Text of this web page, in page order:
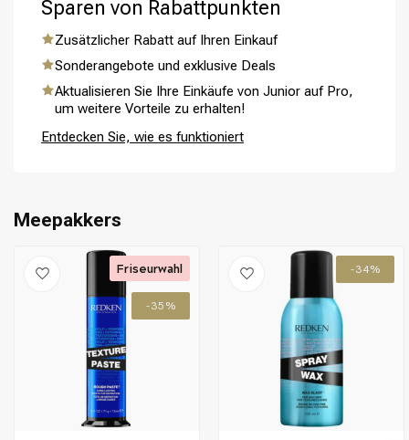
Umformung CombiDeals
Definition.
Sparen von Rabattpunkten
Zusätzlicher Rabatt auf Ihren Einkauf
Sonderangebote und exklusive Deals
Aktualisieren Sie Ihre Einkäufe von Junior auf Pro,
um weitere Vorteile zu erhalten!
Entdecken Sie, wie es funktioniert
Meepakkers
-35%
Friseurwahl -34%